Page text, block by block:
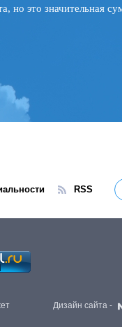
но это значительная
RSS
Дизайн сайта -